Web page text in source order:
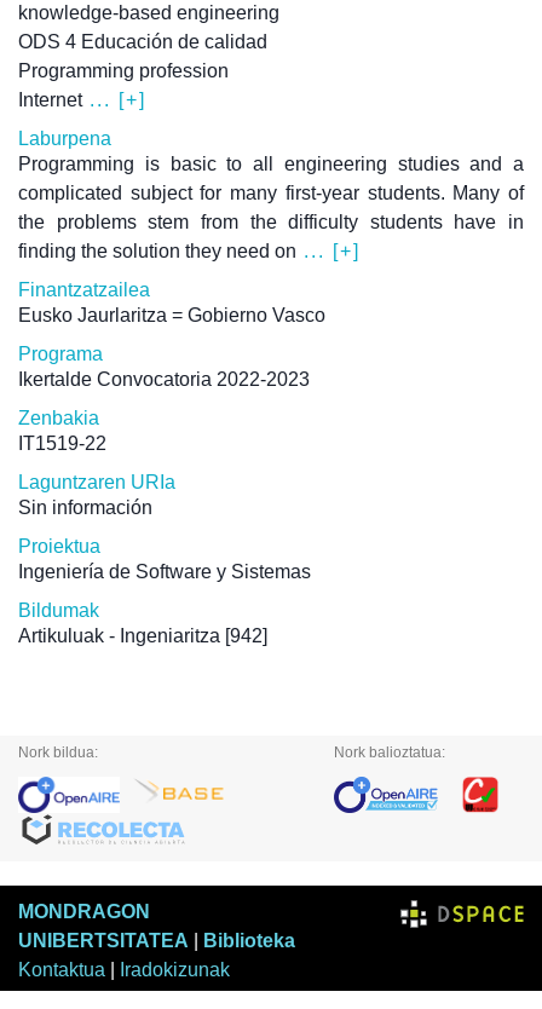
knowledge-based engineering
ODS 4 Educación de calidad
Programming profession
Internet... [+]
Laburpena
Programming is basic to all engineering studies and a
complicated subject for many first-year students. Many of
the problems stem from the difficulty students have in
finding the solution they need on ... [+]
Finantzatzailea
Eusko Jaurlaritza = Gobierno Vasco
Programa
Ikertalde Convocatoria 2022-2023
Zenbakia
IT1519-22
Laguntzaren URIa
Sin información
Proiektua
Ingeniería de Software y Sistemas
Bildumak
Artikuluak - Ingeniaritza [942]
Nork bildua: Nork balioztatua:
MONDRAGON
UNIBERTSITATEA
Biblioteka
Kontaktua
Iradokizunak